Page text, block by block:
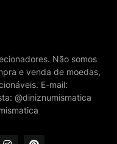
Não somos
e venda de moedas,
E-mail:
@diniznumismatica